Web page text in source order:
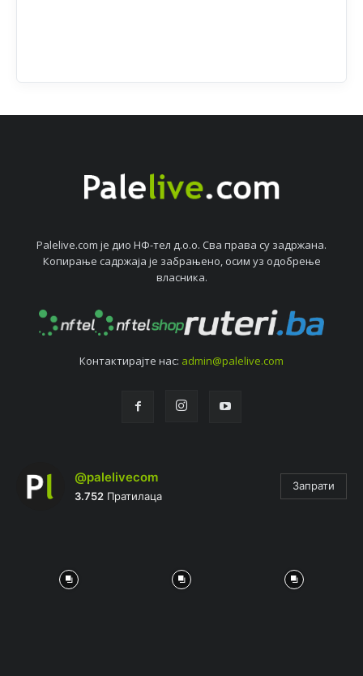
Palelive.com јe дио НФ-тeл д.о.о. Сва права су задржана.
Копирањe садржаја јe забрањeно, осим уз одобрeњe
власника.
Контактирајтe нас: admin@palelive.com
@palelivecom
3.752 Пратилаца
Запрати